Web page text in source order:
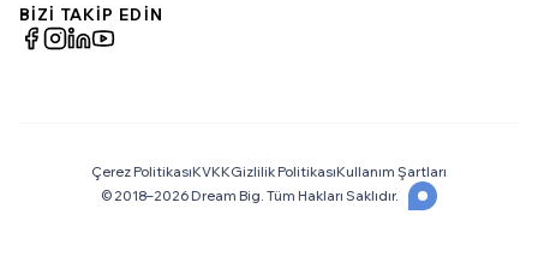
BİZİ TAKİP EDİN
Çerez PolitikasıKVKKGizlilik PolitikasıKullanım Şartları
© 2018–2026Dream Big. Tüm Hakları Saklıdır.